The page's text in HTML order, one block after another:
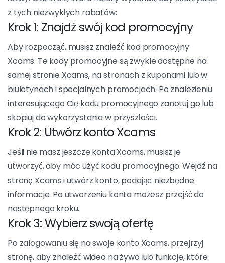
Jak używać kodu
promocyjnego Xcams
Korzystanie zXcams Kod promocyjny jest szybki i
łatwy. Oto kroki, które należy wykonać, aby skorzystać
z tych niezwykłych rabatów:
Krok 1: Znajdź swój kod promocyjny
Aby rozpocząć, musisz znaleźć kod promocyjny
Xcams. Te kody promocyjne są zwykle dostępne na
samej stronie Xcams, na stronach z kuponami lub w
biuletynach i specjalnych promocjach. Po znalezieniu
interesującego Cię kodu promocyjnego zanotuj go lub
skopiuj do wykorzystania w przyszłości.
Krok 2: Utwórz konto Xcams